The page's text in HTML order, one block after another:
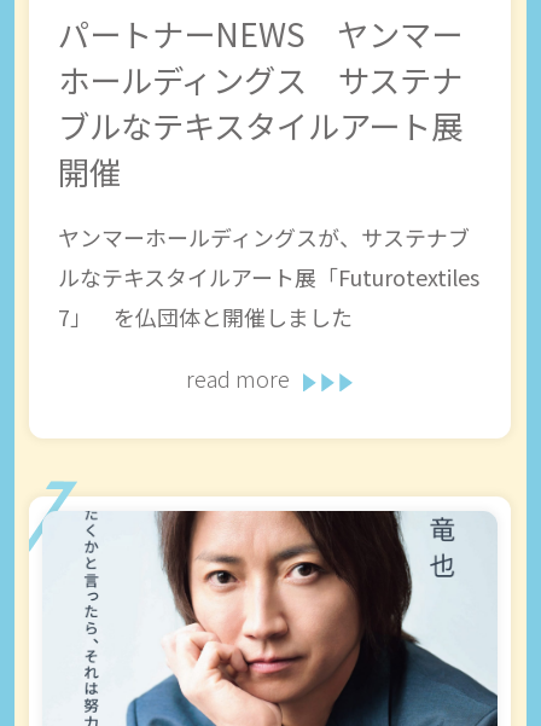
パートナーNEWS ヤンマー
ホールディングス サステナ
ブルなテキスタイルアート展
開催
ヤンマーホールディングスが、サステナブ
ルなテキスタイルアート展「Futurotextiles
7」 を仏団体と開催しました
read more